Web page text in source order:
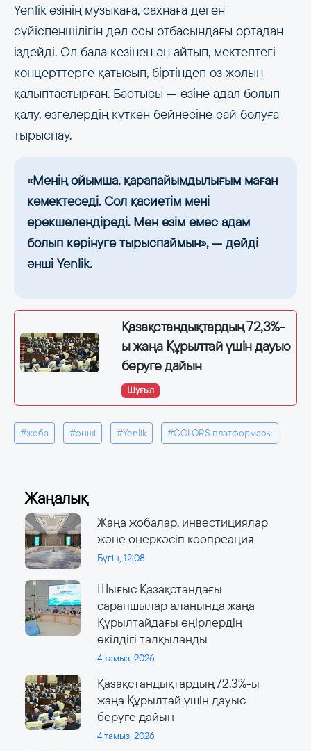
Yenlik өзінің музыкаға, сахнаға деген
сүйіспеншілігін дәл осы отбасындағы ортадан
іздейді. Ол бала кезінен ән айтып, мектептегі
концерттерге қатысып, біртіндеп өз жолын
қалыптастырған. Бастысы — өзіне адал болып
қалу, өзгелердің күткен бейнесіне сай болуға
тырыспау.
«Менің ойымша, қарапайымдылығым маған
көмектеседі. Сол қасиетім мені
ерекшелендіреді. Мен өзім емес адам
болып көрінуге тырыспаймын», — дейді
әнші Yenlik.
Қазақстандықтардың 72,3%-
ы жаңа Құрылтай үшін дауыс
беруге дайын
Шұғыл
#жоба #әнші #Yenlik #COLORS платформасы
Жаңалық
Жаңа жобалар, инвестициялар
және өнеркәсіп коопреация
Бүгін, 12:08
Шығыс Қазақстандағы
сарапшылар алаңында жаңа
Құрылтайдағы өңірлердің
өкілдігі талқыланды
4 тамыз, 2026
Қазақстандықтардың 72,3%-ы
жаңа Құрылтай үшін дауыс
беруге дайын
4 тамыз, 2026